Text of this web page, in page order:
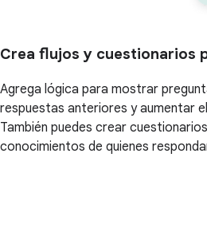
Crea flujos y cuestionarios
Agrega lógica para mostrar
respuestas anteriores y aumentar
También puedes crear
conocimientos de quienes